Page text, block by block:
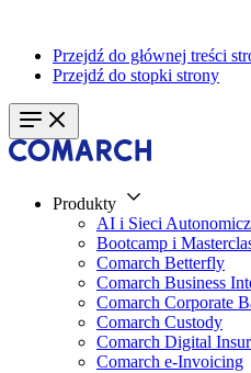
Przejdź do głównej treści
Przejdź do stopki strony
Produkty
AI i Sieci
Bootcamp i
Comarch Betterfly
Comarch Business
Comarch Corporate
Comarch Custody
Comarch Digital
Comarch e-Invoicing